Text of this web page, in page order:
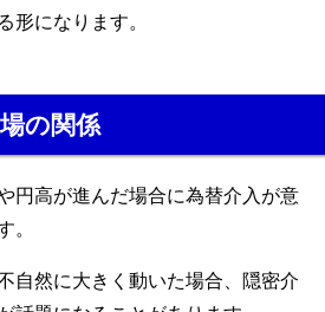
形になります。
の関係
円高が進んだ場合に為替介入が意
。
自然に大きく動いた場合、隠密介